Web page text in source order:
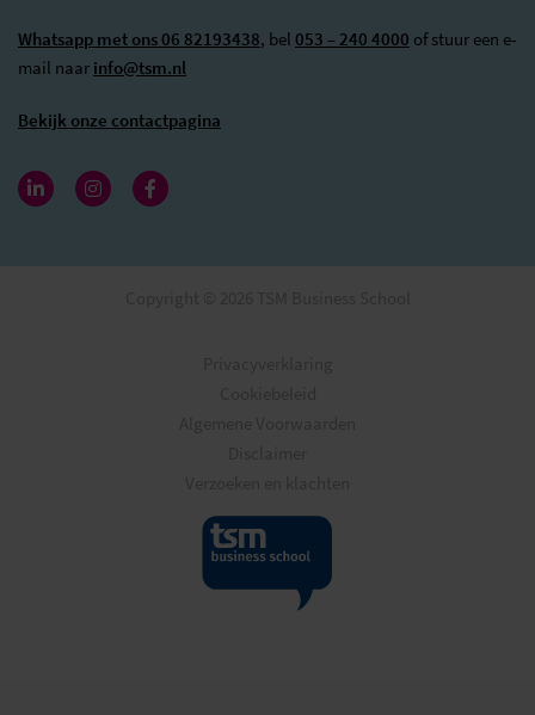
Whatsapp met ons 06 82193438, bel 053 – 240 4000 of stuur een e-
mail naar info@tsm.nl
Bekijk onze contactpagina